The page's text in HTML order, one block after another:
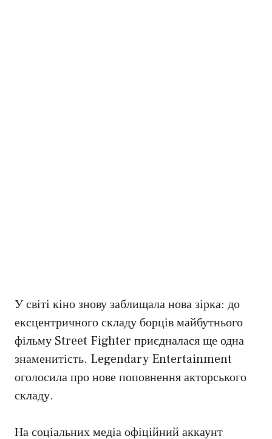
У світі кіно знову заблищала нова зірка: до
ексцентричного складу борців майбутнього
фільму Street Fighter приєдналася ще одна
знаменитість. Legendary Entertainment
оголосила про нове поповнення акторського
складу.
На соціальних медіа офіційний аккаунт